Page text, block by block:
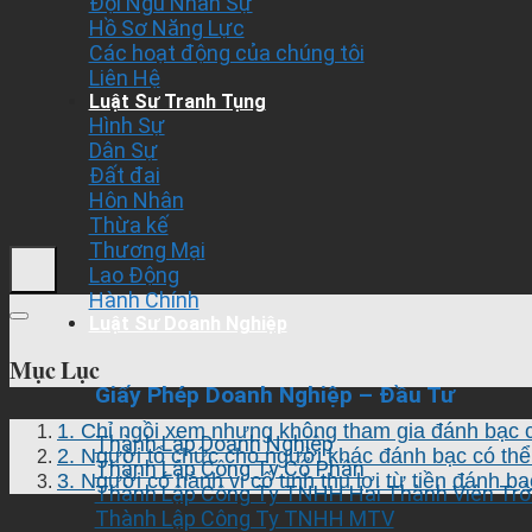
Hồ Sơ Năng Lực
Các hoạt động của chúng tôi
Liên Hệ
Luật Sư Tranh Tụng
Hình Sự
Dân Sự
Đất đai
Hôn Nhân
Thừa kế
Thương Mại
Lao Động
Hành Chính
Giấy Phép Doanh Nghiệp – Đầu Tư
Thành Lập Doanh Nghiệp
Thành Lập Công Ty Cổ Phần
Thành Lập Công Ty TNHH Hai Thành Viên
Thành Lập Công Ty TNHH MTV
Mục Lục
1. Chỉ ngồi xem nhưng không tham gia đánh
2. Người tổ chức cho người khác đánh bạc có
3. Người có hành vi cố tình thu lợi từ tiền đánh